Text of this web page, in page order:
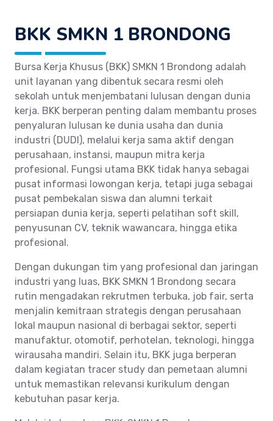
BKK SMKN 1 BRONDONG
Bursa Kerja Khusus (BKK) SMKN 1 Brondong adalah
unit layanan yang dibentuk secara resmi oleh
sekolah untuk menjembatani lulusan dengan dunia
kerja. BKK berperan penting dalam membantu proses
penyaluran lulusan ke dunia usaha dan dunia
industri (DUDI), melalui kerja sama aktif dengan
perusahaan, instansi, maupun mitra kerja
profesional. Fungsi utama BKK tidak hanya sebagai
pusat informasi lowongan kerja, tetapi juga sebagai
pusat pembekalan siswa dan alumni terkait
persiapan dunia kerja, seperti pelatihan soft skill,
penyusunan CV, teknik wawancara, hingga etika
profesional.
Dengan dukungan tim yang profesional dan jaringan
industri yang luas, BKK SMKN 1 Brondong secara
rutin mengadakan rekrutmen terbuka, job fair, serta
menjalin kemitraan strategis dengan perusahaan
lokal maupun nasional di berbagai sektor, seperti
manufaktur, otomotif, perhotelan, teknologi, hingga
wirausaha mandiri. Selain itu, BKK juga berperan
dalam kegiatan tracer study dan pemetaan alumni
untuk memastikan relevansi kurikulum dengan
kebutuhan pasar kerja.